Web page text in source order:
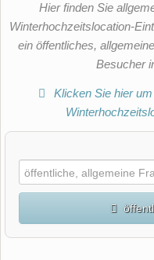
Hier finden Sie
Winterhochzeitslocation-
ein öffentliches,
Besucher
Klicken Sie hier